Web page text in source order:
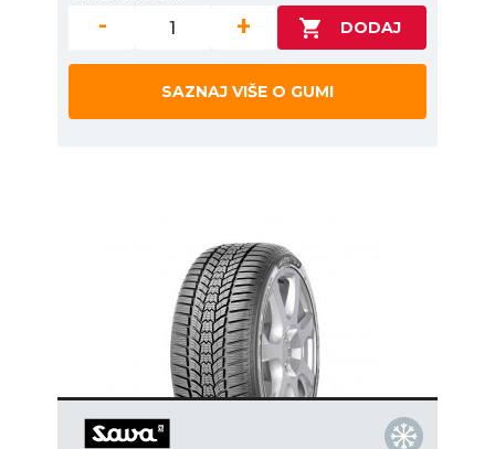
- +
SAZNAJ VIŠE O GUMI